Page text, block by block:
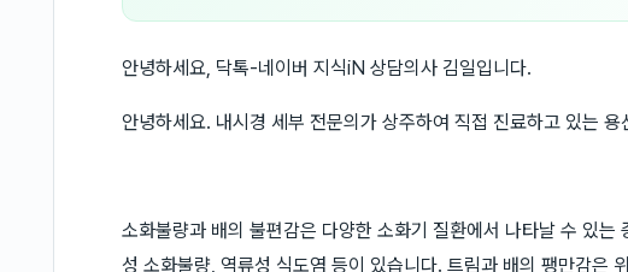
안녕하세요, 닥톡-네이버 지식iN 상담의사 김일입니다.
안녕하세요. 내시경 세부 전문의가 상주하여 직접 진료하고 있는
소화불량과 배의 불편감은 다양한 소화기 질환에서 나타날 수 있는
성 소화불량, 역류성 식도염 등이 있습니다. 트림과 배의 팽만감은